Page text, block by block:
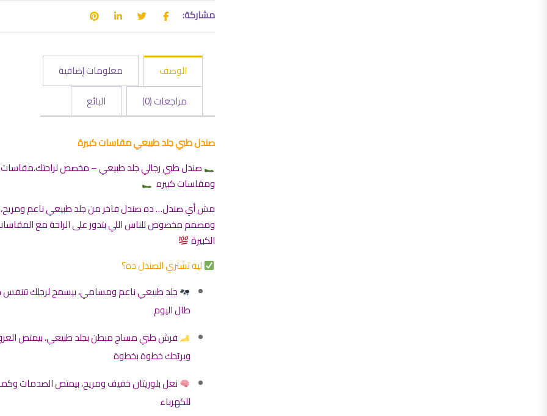
مشاركة:
الوصف
معلومات إضافية
مراجعات (0)
البائع
صندل طبي جلد طبيعي مقاسات كبيرة
صندل طبي رجالي جلد طبيعي – مخصص لراحتك،مقاسات
ومقاسات كبيره
مش أي صندل… ده صندل فاخر من جلد طبيعي ناعم ومريح،
ومصمم مخصوص للناس اللي بتدور على الراحة مع
الكبيرة
ليه تشتري الصندل ده؟
جلد طبيعي ناعم ومسامي، بيسمح لرجلِك
طال اليوم
فرش طبي مساج مبطن بجلد طبيعي، بيمتص
ويريّحك خطوة بخطوة
نعل بلوريتان خفيف ومريح، بيمتص الصدمات
للكهرباء